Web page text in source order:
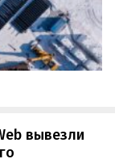
вывезли